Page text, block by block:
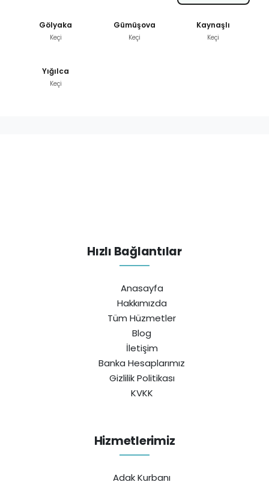
Gölyaka
Keçi
Gümüşova
Keçi
Kaynaşlı
Keçi
Yığılca
Keçi
Hızlı Bağlantılar
Anasayfa
Hakkımızda
Tüm Hüzmetler
Blog
İletişim
Banka Hesaplarımız
Gizlilik Politikası
KVKK
Hizmetlerimiz
Adak Kurbanı